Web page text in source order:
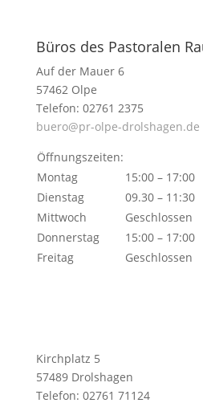
Büros des Pastoralen
Auf der Mauer 6
57462 Olpe
Telefon: 02761 2375
buero@pr-olpe-drolshagen.de
Öffnungszeiten:
Montag
15:00 – 17:00
Dienstag
09.30 – 11:30
Mittwoch
Geschlossen
Donnerstag
15:00 – 17:00
Freitag
Geschlossen
Kirchplatz 5
57489 Drolshagen
Telefon: 02761 71124